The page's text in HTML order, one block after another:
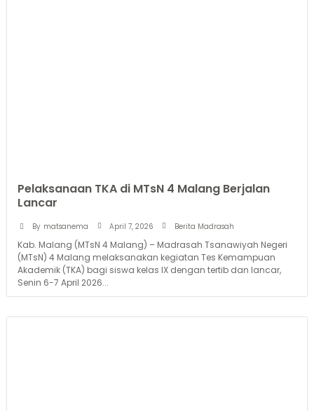
Pelaksanaan TKA di MTsN 4 Malang Berjalan
Lancar
By matsanema April 7, 2026 Berita Madrasah
Kab. Malang (MTsN 4 Malang) – Madrasah Tsanawiyah Negeri
(MTsN) 4 Malang melaksanakan kegiatan Tes Kemampuan
Akademik (TKA) bagi siswa kelas IX dengan tertib dan lancar,
Senin 6-7 April 2026...